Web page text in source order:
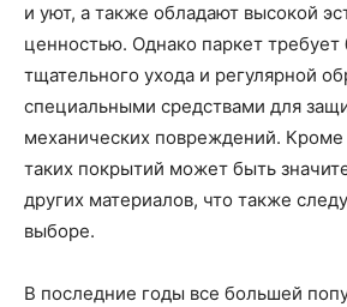
и уют, а также обладают высокой
ценностью. Однако паркет требует
тщательного ухода и регулярной
специальными средствами для
механических повреждений. Кроме
таких покрытий может быть
других материалов, что также
выборе.
В последние годы все большей